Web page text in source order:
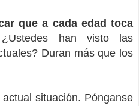
que a cada edad toca
han visto las
Duran más que los
situación. Pónganse